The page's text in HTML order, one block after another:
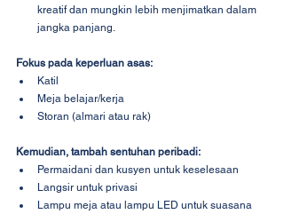
kreatif dan mungkin lebih menjimatkan dalam
jangka panjang.
Fokus pada keperluan asas:
Katil
Meja belajar/kerja
Storan (almari atau rak)
Kemudian, tambah sentuhan peribadi:
Permaidani dan kusyen untuk keselesaan
Langsir untuk privasi
Lampu meja atau lampu LED untuk suasana